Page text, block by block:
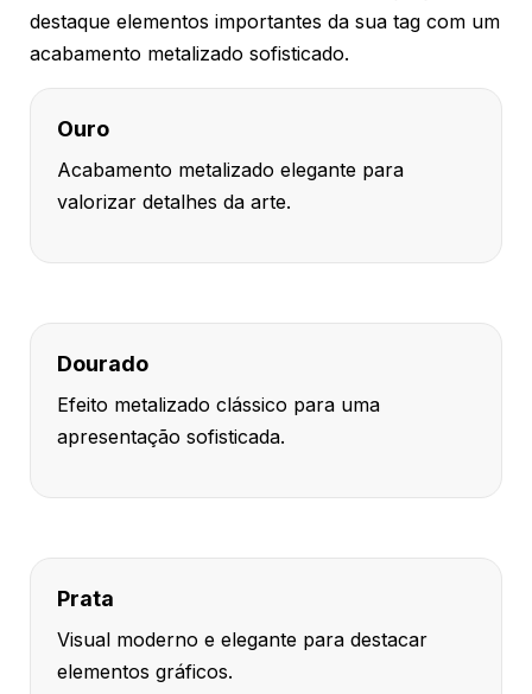
destaque elementos importantes da sua tag com um
acabamento metalizado sofisticado.
Ouro
Acabamento metalizado elegante para
valorizar detalhes da arte.
Dourado
Efeito metalizado clássico para uma
apresentação sofisticada.
Prata
Visual moderno e elegante para destacar
elementos gráficos.